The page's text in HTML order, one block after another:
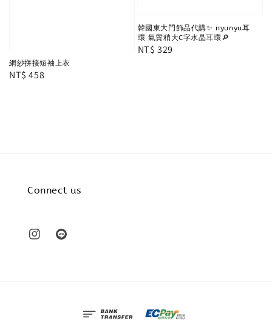
網紗拼接短袖上衣
Regular
NT$ 458
韓國東大門飾品代購✨ nyunyu耳
環 氣質稍大C字水晶耳環🔎
Regular
NT$ 329
Connect us